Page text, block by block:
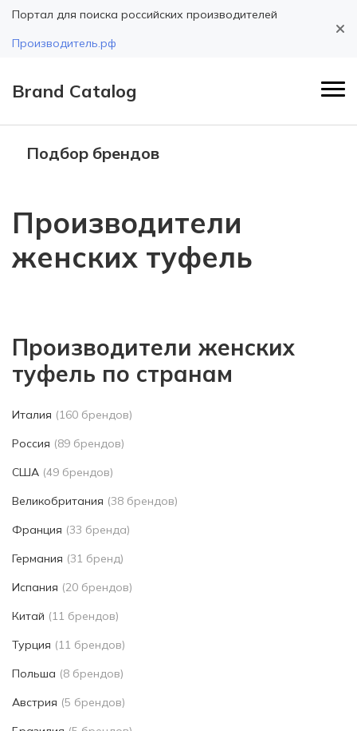
Портал для поиска российских производителей
Производитель.рф
Brand Catalog
Подбор брендов
Производители
женских туфель
Производители женских
туфель по странам
Италия (160 брендов)
Россия (89 брендов)
США (49 брендов)
Великобритания (38 брендов)
Франция (33 бренда)
Германия (31 бренд)
Испания (20 брендов)
Китай (11 брендов)
Турция (11 брендов)
Польша (8 брендов)
Австрия (5 брендов)